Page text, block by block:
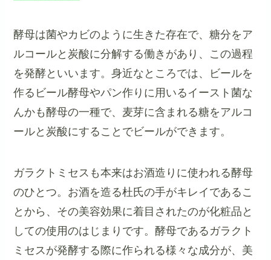
酵母は菌やカビのように生きた存在で、糖分をア
ルコールと炭酸に分解する働きがあり、この過程
を発酵といいます。身近なところでは、ビールを
作るビール酵母やパン作りに用いるイースト菌な
んかも酵母の一種で、麦芽に含まれる糖をアルコ
ールと炭酸にすることでビールができます。
ガラクトミセスも本来はお酒造りに使われる酵母
のひとつ。お酒を造る杜氏の手がキレイであるこ
とから、その美容効果に着目されたのが化粧品と
しての使用のはじまりです。酵母であるガラクト
ミセスが発酵する際に作られる様々な成分が、美